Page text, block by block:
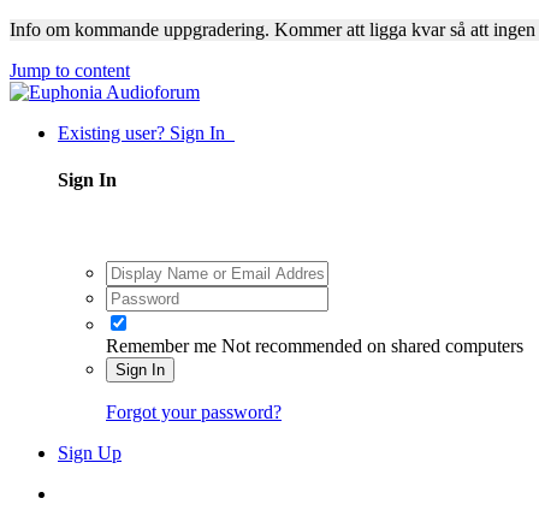
Info om kommande uppgradering. Kommer att ligga kvar så att ingen
Jump to content
Existing user? Sign In
Sign In
Remember me Not recommended on shared computers
Sign In
Forgot your password?
Sign Up